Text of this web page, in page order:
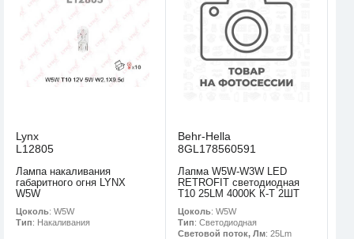
Lynx
L12805
Лампа накаливания
габаритного огня LYNX
W5W
Цоколь: W5W
Тип: Накаливания
Behr-Hella
8GL178560591
Лапма W5W-W3W LED
RETROFIT светодиодная
T10 25LM 4000K К-Т 2ШТ
Цоколь: W5W
Тип: Светодиодная
Световой поток, Лм: 25Lm